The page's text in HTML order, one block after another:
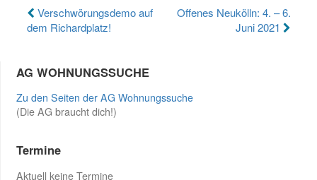
Beitragsnavigation
Verschwörungsdemo auf
dem Richardplatz!
Offenes Neukölln: 4. – 6.
Juni 2021
AG WOHNUNGSSUCHE
Zu den Seiten der AG Wohnungssuche
(Die AG braucht dich!)
Termine
Aktuell keine Termine